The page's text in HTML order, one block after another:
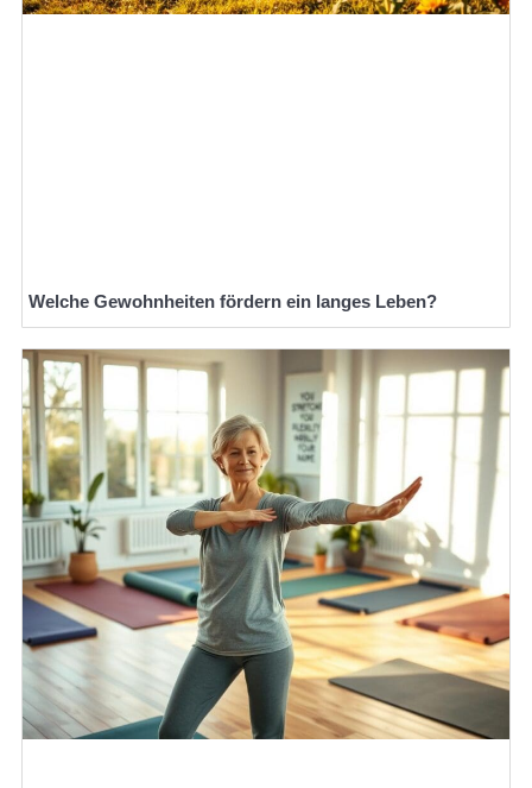
Welche Gewohnheiten fördern ein langes Leben?